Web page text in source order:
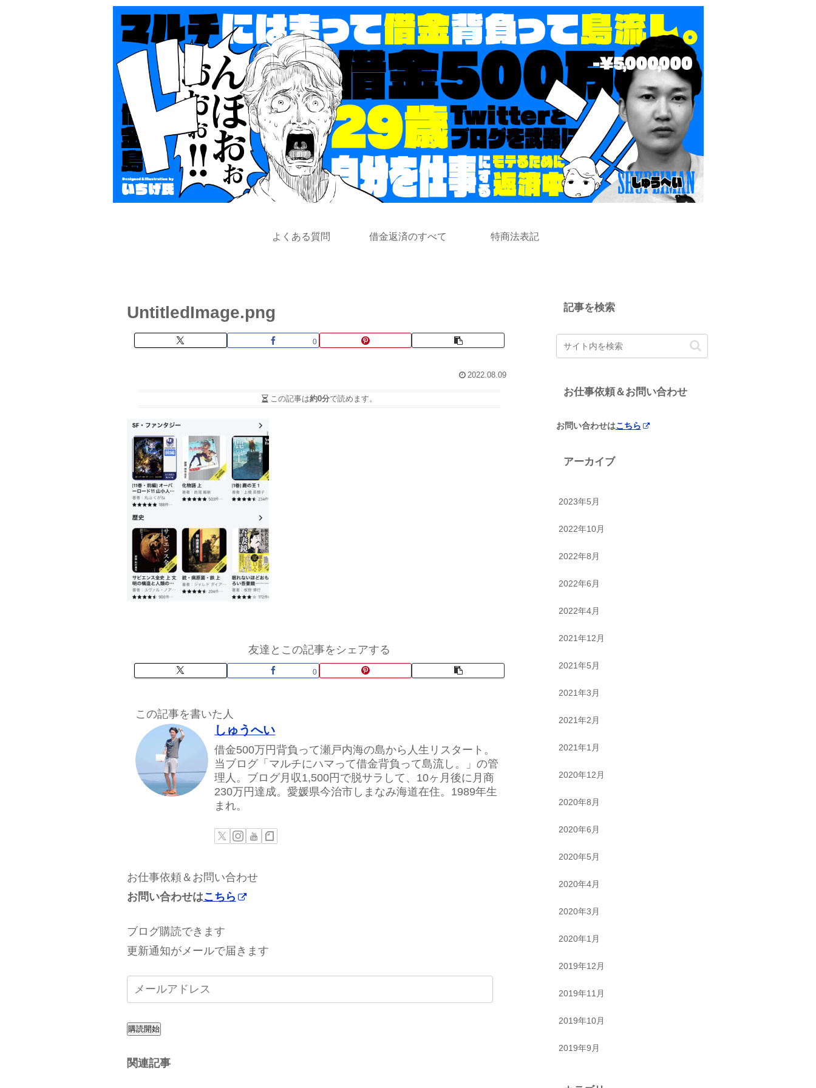
よくある質問 借金返済のすべて 特商法表記
UntitledImage.png
0
2022.08.09
この記事は約0分で読めます。
友達とこの記事をシェアする
0
この記事を書いた人
しゅうへい
借金500万円背負って瀬戸内海の島から人生リスタート。
当ブログ「マルチにハマって借金背負って島流し。」の管
理人。ブログ月収1,500円で脱サラして、10ヶ月後に月商
230万円達成。愛媛県今治市しまなみ海道在住。1989年生
まれ。
お仕事依頼＆お問い合わせ
お問い合わせはこちら
ブログ購読できます
更新通知がメールで届きます
購読開始
関連記事
記事を検索
お仕事依頼＆お問い合わせ
お問い合わせはこちら
アーカイブ
2023年5月
2022年10月
2022年8月
2022年6月
2022年4月
2021年12月
2021年5月
2021年3月
2021年2月
2021年1月
2020年12月
2020年8月
2020年6月
2020年5月
2020年4月
2020年3月
2020年1月
2019年12月
2019年11月
2019年10月
2019年9月